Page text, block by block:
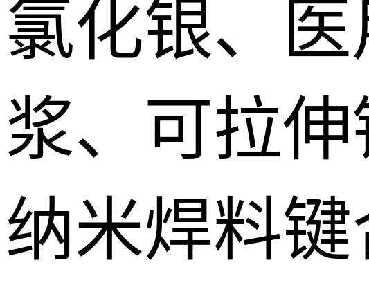
氯化银、
浆、可拉伸
纳米焊料